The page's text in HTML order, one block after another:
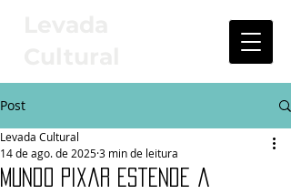
Post
Mundo Pixar estende a
Levada Cultural
14 de ago. de 20253 min de leitura